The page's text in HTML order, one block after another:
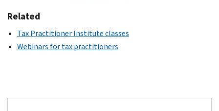
Related
Tax Practitioner Institute classes
Webinars for tax practitioners